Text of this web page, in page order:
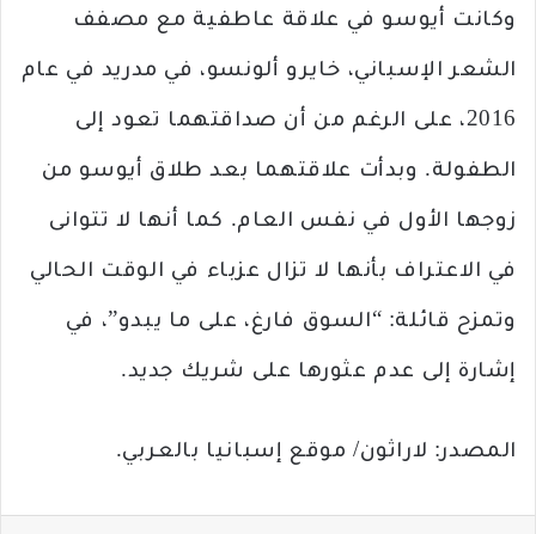
وكانت أيوسو في علاقة عاطفية مع مصفف
الشعر الإسباني، خايرو ألونسو، في مدريد في عام
2016، على الرغم من أن صداقتهما تعود إلى
الطفولة. وبدأت علاقتهما بعد طلاق أيوسو من
زوجها الأول في نفس العام. كما أنها لا تتوانى
في الاعتراف بأنها لا تزال عزباء في الوقت الحالي
وتمزح قائلة: “السوق فارغ، على ما يبدو”، في
إشارة إلى عدم عثورها على شريك جديد.
المصدر: لاراثون/ موقع إسبانيا بالعربي.